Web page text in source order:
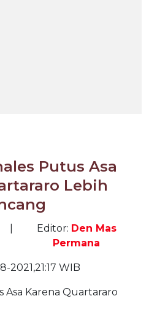
Putus Asa
Lebih
Editor: Den Mas
Permana
2021,21:17 WIB